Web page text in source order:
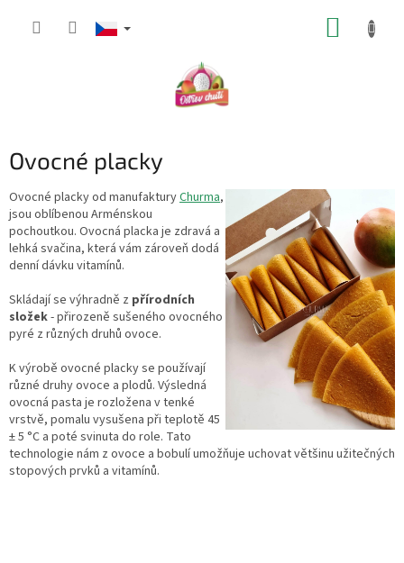
Ovocné placky
Ovocné placky od manufakturyChurma,
jsou oblíbenou Arménskou
pochoutkou. Ovocná placka je zdravá a
lehká svačina, která vám zároveň dodá
denní dávku vitamínů.
Skládají se výhradně z přírodních
složek- přirozeně sušeného ovocného
pyré z různých druhů ovoce.
K výrobě ovocné placky se používají
různé druhy ovoce a plodů. Výsledná
ovocná pasta je rozložena v tenké
vrstvě, pomalu vysušena při teplotě 45
± 5 °C a poté svinuta do role. Tato
technologie nám z ovoce a bobulí umožňuje uchovat většinu užitečných
stopových prvků a vitamínů.